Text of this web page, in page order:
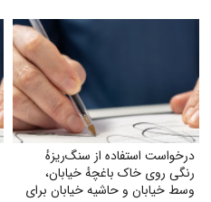
درخواست استفاده از سنگ‌ریزهٔ
رنگی روی خاک باغچهٔ خیابان،
وسط خیابان و حاشیه خیابان برای